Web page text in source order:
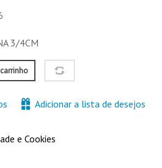
3/4CM
Adicionar a lista de desejos
e Cookies
para comparar